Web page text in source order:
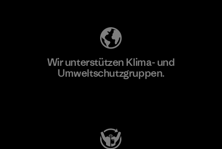
Wir unterstützen Klima- und
Umweltschutzgruppen.